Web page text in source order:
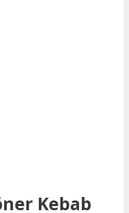
Kebab